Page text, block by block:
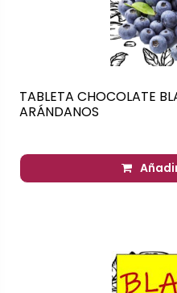
TABLETA CHOCOLATE
ARÁNDANOS